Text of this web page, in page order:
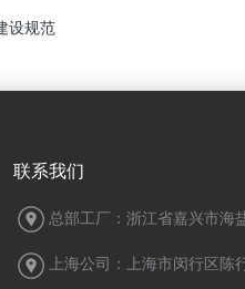
设规范
联系我们
总部工厂：浙江省嘉兴市海
上海公司：上海市闵行区